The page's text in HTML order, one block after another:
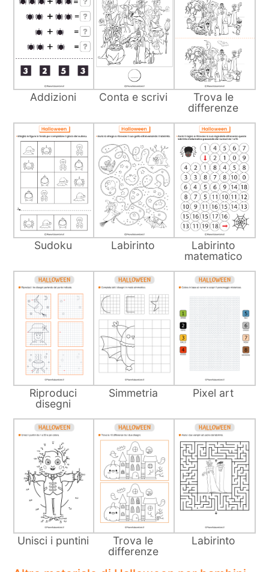
Addizioni Conta e scrivi
Trova le
differenze
Sudoku Labirinto
Labirinto
matematico
Riproduci
disegni
Simmetria Pixel art
Unisci i puntini
Trova le
differenze
Labirinto